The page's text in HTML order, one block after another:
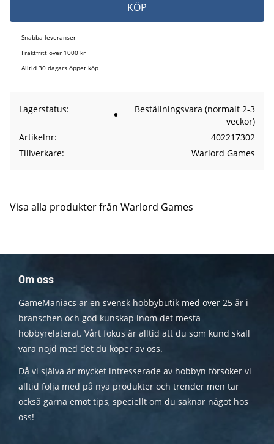
KÖP
Snabba leveranser
Fraktfritt över 1000 kr
Alltid 30 dagars öppet köp
Lagerstatus
Beställningsvara (normalt 2-3
veckor)
Artikelnr
402217302
Tillverkare
Warlord Games
Visa alla produkter från Warlord Games
Om oss
GameManiacs är en svensk hobbybutik med över 25 år i
branschen och god kunskap inom det mesta
hobbyrelaterat. Vårt fokus är alltid att du som kund skall
vara nöjd med det du köper av oss.
Då vi själva är mycket intresserade av hobbyn försöker vi
alltid följa med på nya produkter och trender men tar
också gärna emot tips, speciellt om du saknar något hos
oss!